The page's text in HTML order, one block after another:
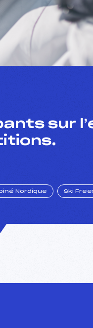
sur
Nordique Ski